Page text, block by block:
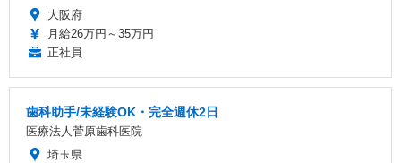
大阪府
月給26万円～35万円
正社員
歯科助手/未経験OK・完全週休2日
医療法人菅原歯科医院
埼玉県